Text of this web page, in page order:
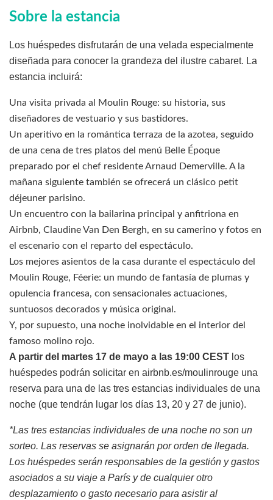
Sobre la estancia
Los huéspedes disfrutarán de una velada especialmente
diseñada para conocer la grandeza del ilustre cabaret. La
estancia incluirá:
Una visita privada al Moulin Rouge: su historia, sus
diseñadores de vestuario y sus bastidores.
Un aperitivo en la romántica terraza de la azotea, seguido
de una cena de tres platos del menú Belle Époque
preparado por el chef residente Arnaud Demerville. A la
mañana siguiente también se ofrecerá un clásico petit
déjeuner parisino.
Un encuentro con la bailarina principal y anfitriona en
Airbnb, Claudine Van Den Bergh, en su camerino y fotos en
el escenario con el reparto del espectáculo.
Los mejores asientos de la casa durante el espectáculo del
Moulin Rouge, Féerie: un mundo de fantasía de plumas y
opulencia francesa, con sensacionales actuaciones,
suntuosos decorados y música original.
Y, por supuesto, una noche inolvidable en el interior del
famoso molino rojo.
A partir del martes 17 de mayo a las 19:00 CEST los
huéspedes podrán solicitar en airbnb.es/moulinrouge una
reserva para una de las tres estancias individuales de una
noche (que tendrán lugar los días 13, 20 y 27 de junio).
*Las tres estancias individuales de una noche no son un
sorteo. Las reservas se asignarán por orden de llegada.
Los huéspedes serán responsables de la gestión y gastos
asociados a su viaje a París y de cualquier otro
desplazamiento o gasto necesario para asistir al